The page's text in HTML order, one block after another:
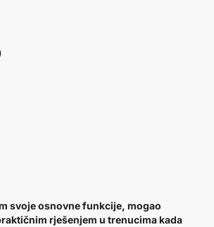
svoje osnovne funkcije, mogao
rješenjem u trenucima kada